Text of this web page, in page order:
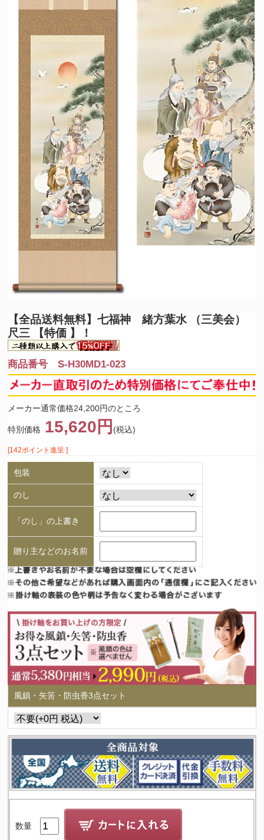
【全品送料無料】七福神 緒方葉水 （三美会）
尺三 【特価 】！
商品番号 S-H30MD1-023
メーカー通常価格24,200円のところ
特別価格 15,620円 (税込)
[142ポイント進呈 ]
包装
のし
「のし」の上書き
贈り主などのお名前
風鎮・矢筈・防虫香3点セット
数量